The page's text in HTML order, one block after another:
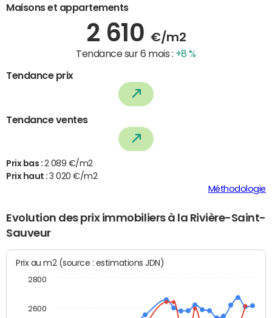
Maisons et appartements
2 610 €/m2
Tendance sur 6 mois : +8 %
Tendance prix
Tendance ventes
Prix bas : 2 089 €/m2
Prix haut :3 020 €/m2
Méthodologie
Evolution des prix immobiliers à la Rivière-Saint-
Sauveur
Prix au m2 (source : estimations JDN)
2600
2800